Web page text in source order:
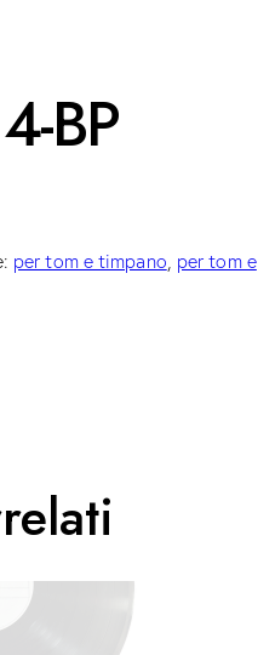
BP
per tom e timpano, per tom e